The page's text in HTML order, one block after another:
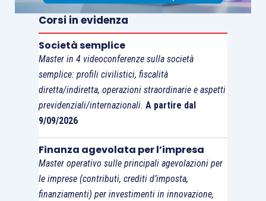
sonoapplicabili in quanto compatibilicon la
struttura e la funzione delprovvedimento
applicativodella misura cautelare reale, nel
senso che il Tribunale del riesame
provvedimento impugnato se lamotivazione
manca o noncontiene l’autonoma valutazione
deglielementi
necessariofondamento, nonché degli elementi
forniti dalladifesa(Cassazione n. 1261/2024).
Corsi in evidenza
Società semplice
Master in 4 videoconferenze sulla società
semplice: profili civilistici, fiscalità
diretta/indiretta, operazioni straordinarie e aspetti
previdenziali/internazionali. A partire dal
9/09/2026
Finanza agevolata per l’impresa
Master operativo sulle principali agevolazioni per
le imprese (contributi, crediti d’imposta,
finanziamenti) per investimenti in innovazione,